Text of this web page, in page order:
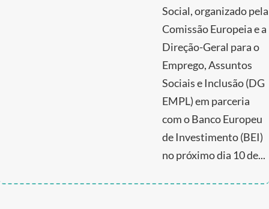
Social, organizado pela
Comissão Europeia e a
Direção-Geral para o
Emprego, Assuntos
Sociais e Inclusão (DG
EMPL) em parceria
com o Banco Europeu
de Investimento (BEI)
no próximo dia 10 de...